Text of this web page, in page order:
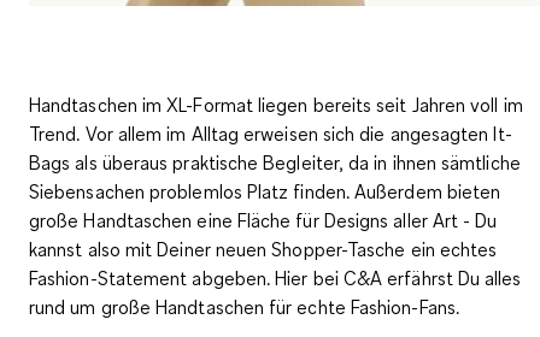
Handtaschen im XL-Format liegen bereits seit Jahren voll im
Trend. Vor allem im Alltag erweisen sich die angesagten It-
Bags als überaus praktische Begleiter, da in ihnen sämtliche
Siebensachen problemlos Platz finden. Außerdem bieten
große Handtaschen eine Fläche für Designs aller Art - Du
kannst also mit Deiner neuen Shopper-Tasche ein echtes
Fashion-Statement abgeben. Hier bei C&A erfährst Du alles
rund um große Handtaschen für echte Fashion-Fans.